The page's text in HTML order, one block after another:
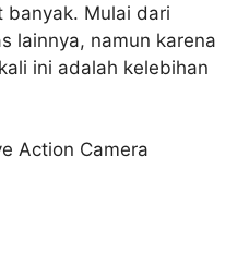
banyak. Mulai dari
lainnya, namun karena
ini adalah kelebihan
Action Camera